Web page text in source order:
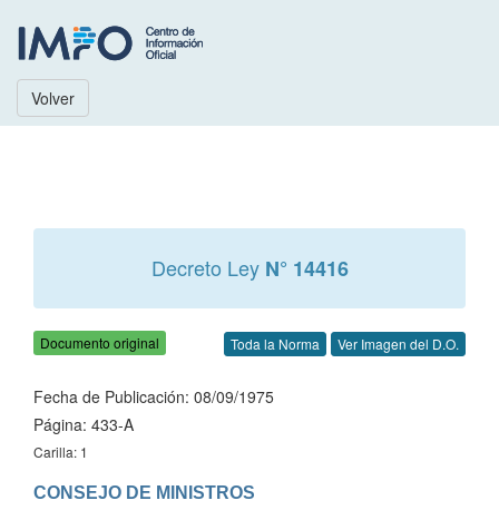
Volver
Decreto Ley N° 14416
Documento original Toda la Norma Ver Imagen del D.O.
Fecha de Publicación: 08/09/1975
Página: 433-A
Carilla: 1
CONSEJO DE MINISTROS